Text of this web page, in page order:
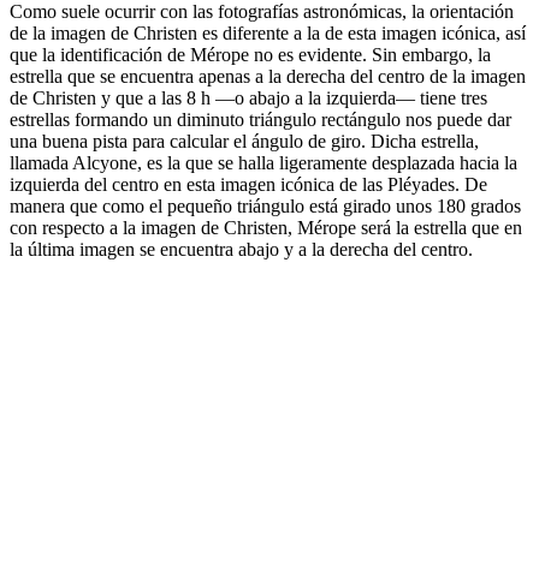
Como suele ocurrir con las fotografías astronómicas, la orientación
de la imagen de Christen es diferente a la de esta imagen icónica, así
que la identificación de Mérope no es evidente. Sin embargo, la
estrella que se encuentra apenas a la derecha del centro de la imagen
de Christen y que a las 8 h —o abajo a la izquierda— tiene tres
estrellas formando un diminuto triángulo rectángulo nos puede dar
una buena pista para calcular el ángulo de giro. Dicha estrella,
llamada Alcyone, es la que se halla ligeramente desplazada hacia la
izquierda del centro en esta imagen icónica de las Pléyades. De
manera que como el pequeño triángulo está girado unos 180 grados
con respecto a la imagen de Christen, Mérope será la estrella que en
la última imagen se encuentra abajo y a la derecha del centro.